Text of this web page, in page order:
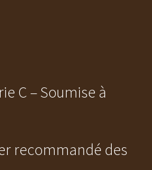
C – Soumise à
recommandé des